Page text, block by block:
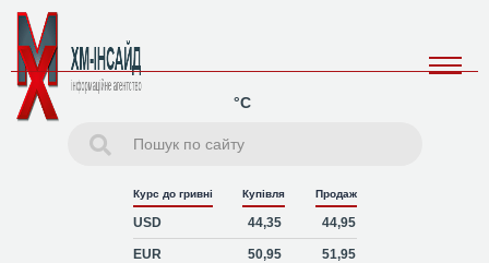
°C
Курс до гривні Купівля Продаж
USD 44,35 44,95
EUR 50,95 51,95